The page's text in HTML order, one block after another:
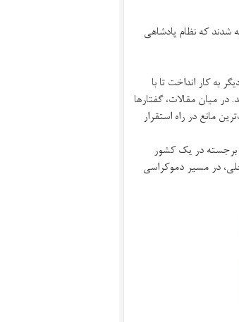
که نظام پادشاهی
به کار انداخت تا با
میان مقالات، گفتارها
مانع در راه استقرار
برجسته در یک کشور
در مسیر دموکراسی